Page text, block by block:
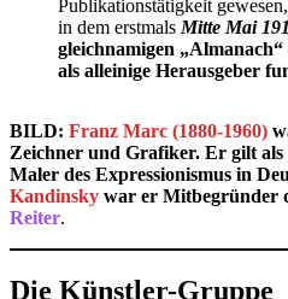
Publikationstätigkeit gewesen,
in dem erstmals Mitte Mai
gleichnamigen
als alleinige Herausgeber
BILD: Franz Marc (1880-1960)
Zeichner und Grafiker. Er gilt als
Maler des Expressionismus in
Kandinsky war er Mitbegründer
Reiter.
Die Künstler-Gruppe